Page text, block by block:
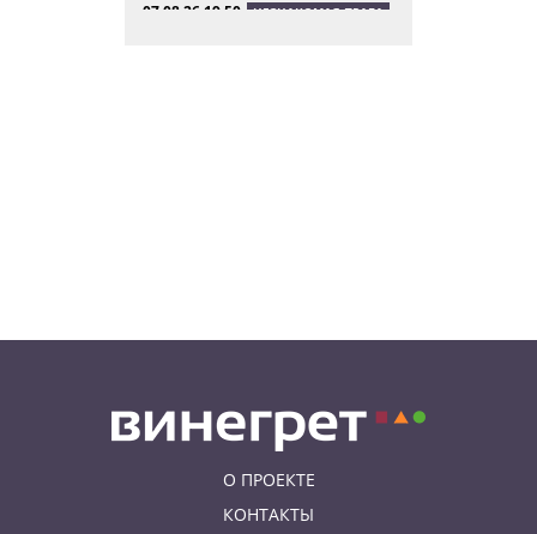
07.08.26 19:50 НЕЗНАКОМАЯ ПРАГА
О ПРОЕКТЕ
КОНТАКТЫ